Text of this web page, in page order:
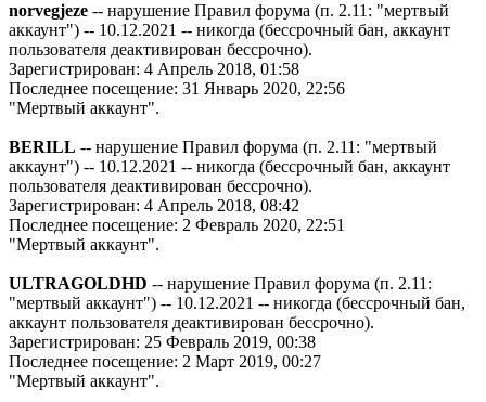
norvegjeze -- нарушение Правил форума (п. 2.11: "мертвый
аккаунт") -- 10.12.2021 -- никогда (бессрочный бан, аккаунт
пользователя деактивирован бессрочно).
Зарегистрирован: 4 Апрель 2018, 01:58
Последнее посещение: 31 Январь 2020, 22:56
"Мертвый аккаунт".
BERILL -- нарушение Правил форума (п. 2.11: "мертвый
аккаунт") -- 10.12.2021 -- никогда (бессрочный бан, аккаунт
пользователя деактивирован бессрочно).
Зарегистрирован: 4 Апрель 2018, 08:42
Последнее посещение: 2 Февраль 2020, 22:51
"Мертвый аккаунт".
ULTRAGOLDHD -- нарушение Правил форума (п. 2.11:
"мертвый аккаунт") -- 10.12.2021 -- никогда (бессрочный бан,
аккаунт пользователя деактивирован бессрочно).
Зарегистрирован: 25 Февраль 2019, 00:38
Последнее посещение: 2 Март 2019, 00:27
"Мертвый аккаунт".